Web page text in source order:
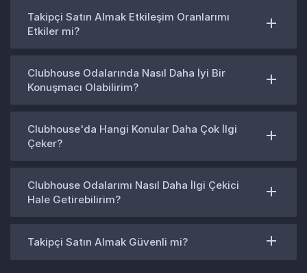
Takipçi Satın Almak Etkileşim Oranlarımı
Etkiler mi?
Clubhouse Odalarında Nasıl Daha İyi Bir
Konuşmacı Olabilirim?
Clubhouse'da Hangi Konular Daha Çok İlgi
Çeker?
Clubhouse Odalarımı Nasıl Daha İlgi Çekici
Hale Getirebilirim?
Takipçi Satın Almak Güvenli mi?